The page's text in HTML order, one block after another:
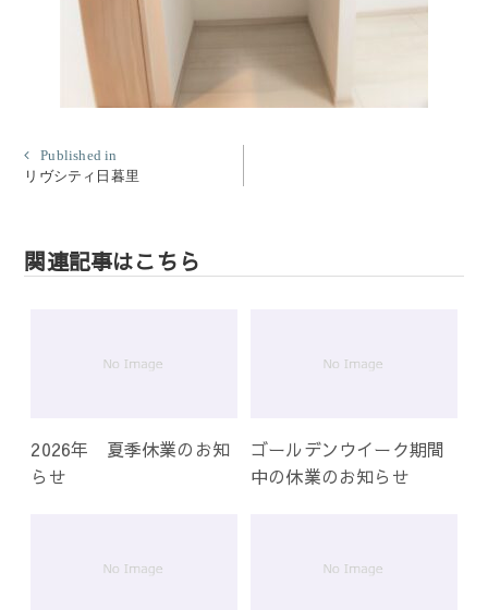
投
稿
ゲ
Published in
リヴシティ日暮里
関連記事はこちら
2026年 夏季休業のお知
らせ
ゴールデンウイーク期間
中の休業のお知らせ